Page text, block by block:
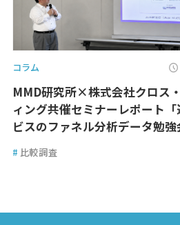
コラム
MMD研究所×株式会社クロス
ィング共催セミナーレポート
ビスのファネル分析データ勉強
# 比較調査